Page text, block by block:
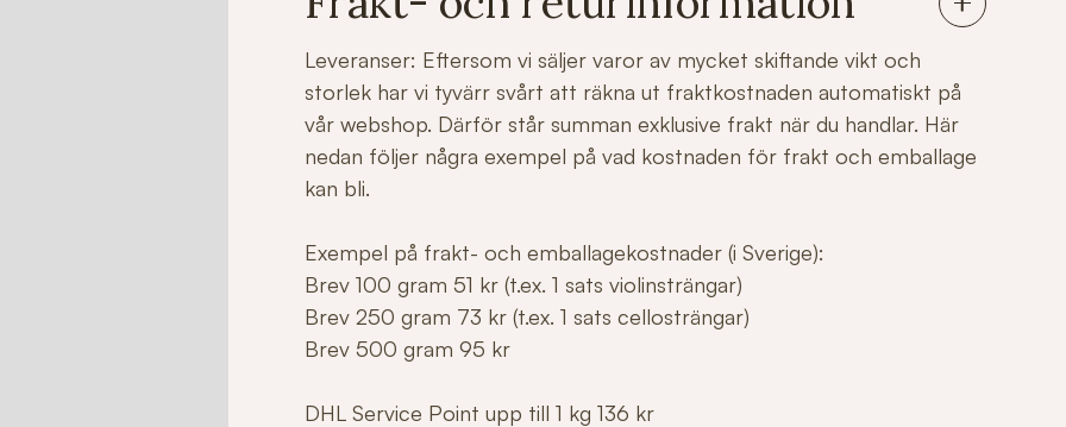
Leveranser: Eftersom vi säljer varor av mycket skiftande vikt och
storlek har vi tyvärr svårt att räkna ut fraktkostnaden automatiskt på
vår webshop. Därför står summan exklusive frakt när du handlar. Här
nedan följer några exempel på vad kostnaden för frakt och emballage
kan bli.
Exempel på frakt- och emballagekostnader (i Sverige):
Brev 100 gram 51 kr (t.ex. 1 sats violinsträngar)
Brev 250 gram 73 kr (t.ex. 1 sats cellosträngar)
Brev 500 gram 95 kr
DHL Service Point upp till 1 kg 136 kr